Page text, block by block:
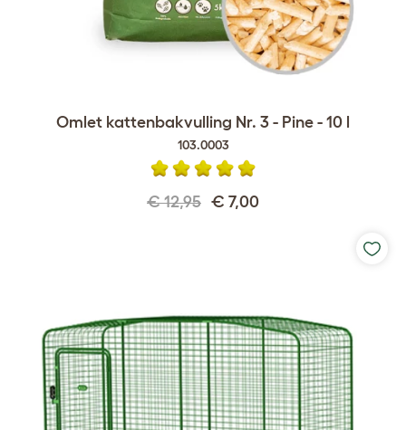
Omlet kattenbakvulling Nr. 3 - Pine - 10 l
103.0003
€ 12,95 € 7,00